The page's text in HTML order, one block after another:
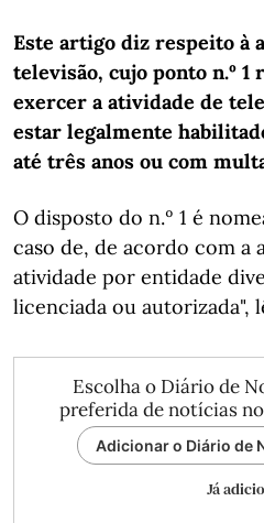
Este artigo diz respeito à
televisão, cujo ponto n.º 1
exercer a atividade de
estar legalmente
até três anos ou com
O disposto do n.º 1 é
caso de, de acordo com a
atividade por entidade
licenciada ou autorizada",
Escolha o Diário de
preferida de notícias
Adicionar o Diário de
Já